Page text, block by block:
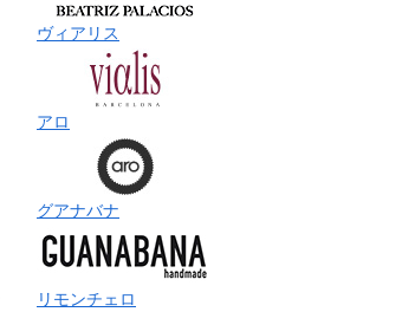
ヴィアリス
アロ
グアナバナ
リモンチェロ